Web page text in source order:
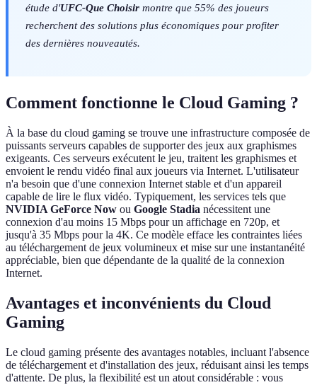
étude d'UFC-Que Choisir montre que 55% des joueurs
recherchent des solutions plus économiques pour profiter
des dernières nouveautés.
Comment fonctionne le Cloud Gaming ?
À la base du cloud gaming se trouve une infrastructure composée de
puissants serveurs capables de supporter des jeux aux graphismes
exigeants. Ces serveurs exécutent le jeu, traitent les graphismes et
envoient le rendu vidéo final aux joueurs via Internet. L'utilisateur
n'a besoin que d'une connexion Internet stable et d'un appareil
capable de lire le flux vidéo. Typiquement, les services tels que
NVIDIA GeForce Now ou Google Stadia nécessitent une
connexion d'au moins 15 Mbps pour un affichage en 720p, et
jusqu'à 35 Mbps pour la 4K. Ce modèle efface les contraintes liées
au téléchargement de jeux volumineux et mise sur une instantanéité
appréciable, bien que dépendante de la qualité de la connexion
Internet.
Avantages et inconvénients du Cloud
Gaming
Le cloud gaming présente des avantages notables, incluant l'absence
de téléchargement et d'installation des jeux, réduisant ainsi les temps
d'attente. De plus, la flexibilité est un atout considérable : vous